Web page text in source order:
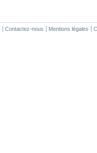
Contactez-nous Mentions légales